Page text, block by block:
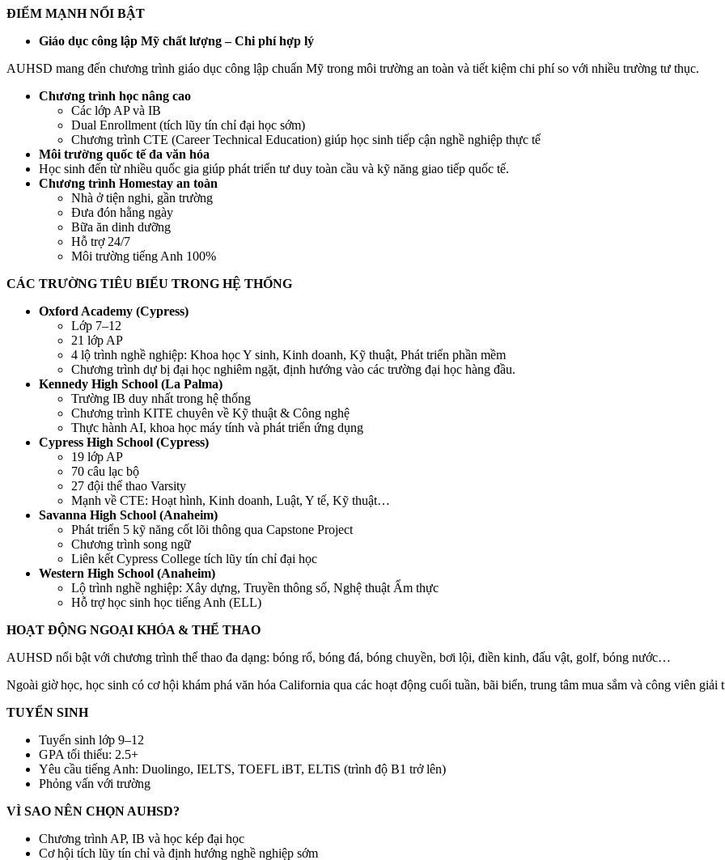
ĐIỂM MẠNH NỔI BẬT
Giáo dục công lập Mỹ chất lượng – Chi phí hợp lý
AUHSD mang đến chương trình giáo dục công lập chuẩn Mỹ trong môi trường an toàn và tiết kiệm chi phí so với nhiều trường tư thục.
Chương trình học nâng cao
Các lớp AP và IB
Dual Enrollment (tích lũy tín chỉ đại học sớm)
Chương trình CTE (Career Technical Education) giúp học sinh tiếp cận nghề nghiệp thực tế
Môi trường quốc tế đa văn hóa
Học sinh đến từ nhiều quốc gia giúp phát triển tư duy toàn cầu và kỹ năng giao tiếp quốc tế.
Chương trình Homestay an toàn
Nhà ở tiện nghi, gần trường
Đưa đón hằng ngày
Bữa ăn dinh dưỡng
Hỗ trợ 24/7
Môi trường tiếng Anh 100%
CÁC TRƯỜNG TIÊU BIỂU TRONG HỆ THỐNG
Oxford Academy (Cypress)
Lớp 7–12
21 lớp AP
4 lộ trình nghề nghiệp: Khoa học Y sinh, Kinh doanh, Kỹ thuật, Phát triển phần mềm
Chương trình dự bị đại học nghiêm ngặt, định hướng vào các trường đại học hàng đầu.
Kennedy High School (La Palma)
Trường IB duy nhất trong hệ thống
Chương trình KITE chuyên về Kỹ thuật & Công nghệ
Thực hành AI, khoa học máy tính và phát triển ứng dụng
Cypress High School (Cypress)
19 lớp AP
70 câu lạc bộ
27 đội thể thao Varsity
Mạnh về CTE: Hoạt hình, Kinh doanh, Luật, Y tế, Kỹ thuật…
Savanna High School (Anaheim)
Phát triển 5 kỹ năng cốt lõi thông qua Capstone Project
Chương trình song ngữ
Liên kết Cypress College tích lũy tín chỉ đại học
Western High School (Anaheim)
Lộ trình nghề nghiệp: Xây dựng, Truyền thông số, Nghệ thuật Ẩm thực
Hỗ trợ học sinh học tiếng Anh (ELL)
HOẠT ĐỘNG NGOẠI KHÓA & THỂ THAO
AUHSD nổi bật với chương trình thể thao đa dạng: bóng rổ, bóng đá, bóng chuyền, bơi lội, điền kinh, đấu vật, golf, bóng nước…
Ngoài giờ học, học sinh có cơ hội khám phá văn hóa California qua các hoạt động cuối tuần, bãi biển, trung tâm mua sắm và công viên giải
TUYỂN SINH
Tuyển sinh lớp 9–12
GPA tối thiểu: 2.5+
Yêu cầu tiếng Anh: Duolingo, IELTS, TOEFL iBT, ELTiS (trình độ B1 trở lên)
Phỏng vấn với trường
VÌ SAO NÊN CHỌN AUHSD?
Chương trình AP, IB và học kép đại học
Cơ hội tích lũy tín chỉ và định hướng nghề nghiệp sớm